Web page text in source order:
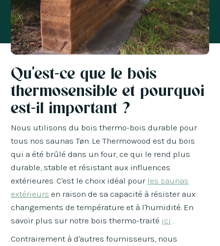
Qu'est-ce que le bois
thermosensible et pourquoi
est-il important ?
Nous utilisons du bois thermo-bois durable pour
tous nos saunas Tøn. Le Thermowood est du bois
qui a été brûlé dans un four, ce qui le rend plus
durable, stable et résistant aux influences
extérieures. C'est le choix idéal pour les saunas
extérieurs en raison de sa capacité à résister aux
changements de température et à l'humidité. En
savoir plus sur notre bois thermo-traité ici
Contrairement à d'autres fournisseurs, nous